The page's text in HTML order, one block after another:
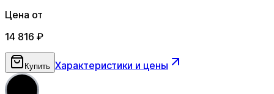
Цена от
14 816 ₽
Купить Характеристики и цены